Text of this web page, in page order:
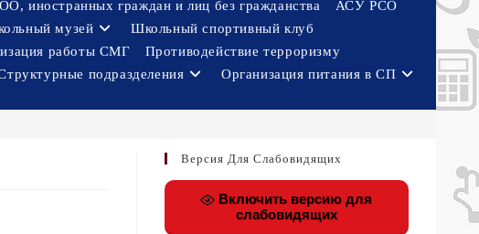
иностранных граждан и лиц без гражданства
АСУ РСО
музей
Школьный спортивный клуб
работы СМГ
Противодействие терроризму
подразделения
Организация питания в СП
Версия Для Слабовидящих
Включить версию для
слабовидящих